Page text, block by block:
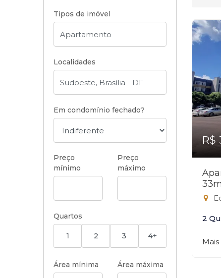
Tipos de imóvel
Localidades
Em condomínio fechado?
Preço
mínimo
Preço
máximo
Quartos
1 2 3 4+
Área mínima Área máxima
R$
2